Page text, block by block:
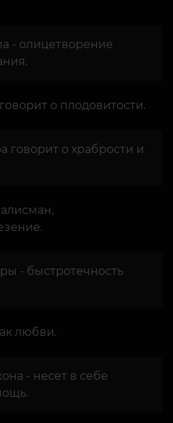
- олицетворение
о плодовитости.
говорит о храбрости и
- быстротечность
любви.
- несет в себе